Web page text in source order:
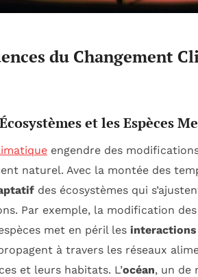
du Changement
et les Espèces
engendre des
naturel. Avec la montée des
des écosystèmes qui
Par exemple, la modification
met en péril les
à travers les réseaux
et leurs habitats. L’océan, un de